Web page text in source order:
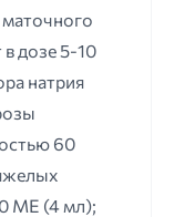
дозе 5-10
натрия
60
ME (4 мл);